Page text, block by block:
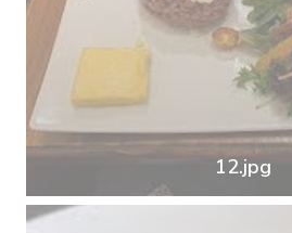
12.jpg